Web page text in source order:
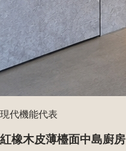
現代機能代表
紅橡木皮薄檯面中島廚房